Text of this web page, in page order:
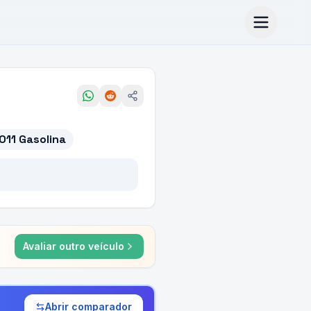
Gasolina
Avaliar outro veículo
Abrir comparador